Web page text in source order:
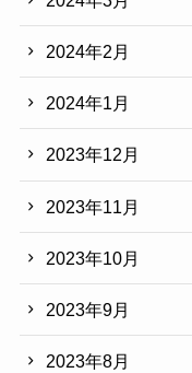
2024年2月
2024年1月
2023年12月
2023年11月
2023年10月
2023年9月
2023年8月